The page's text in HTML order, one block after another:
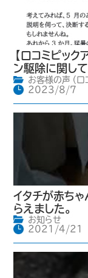
【口コミピッ
ン駆除に関し
お客様の声（口
2023/8/7
イタチが赤ち
らえました。
お知らせ
2021/4/21